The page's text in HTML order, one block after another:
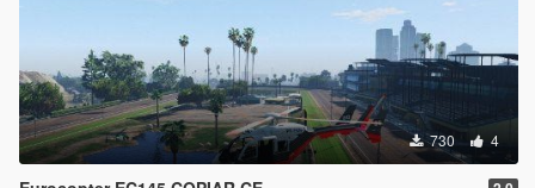
730 4